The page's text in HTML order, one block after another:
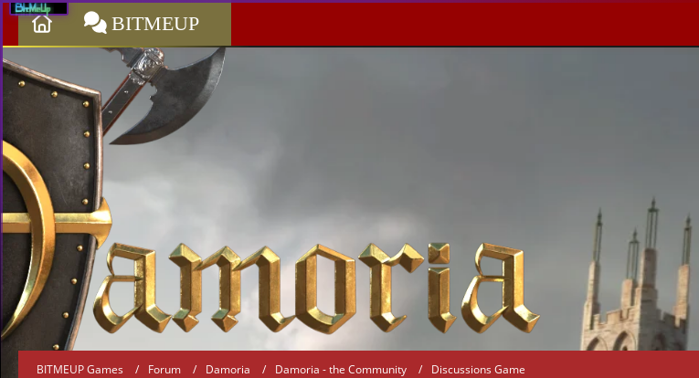
BITMEUP
BITMEUP Games Forum Damoria Damoria - the Community Discussions Game